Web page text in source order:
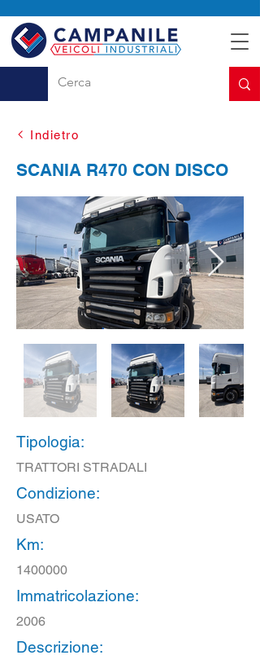
Indietro
SCANIA R470 CON DISCO
Tipologia:
TRATTORI STRADALI
Condizione:
USATO
Km:
1400000
Immatricolazione:
2006
Descrizione: